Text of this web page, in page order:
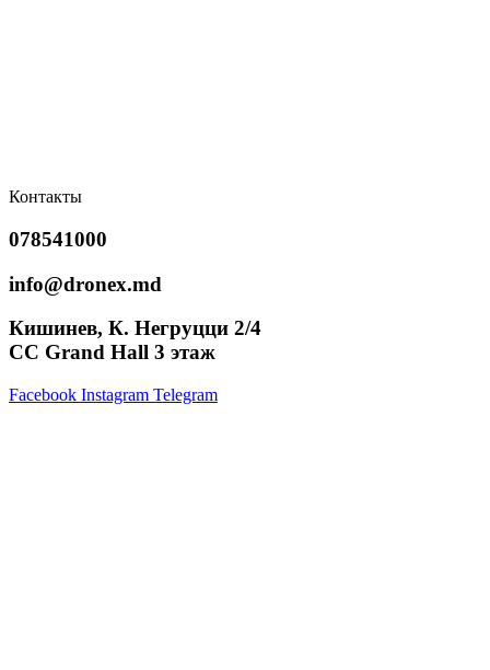
Контакты
078541000
info@dronex.md
Кишинев, К. Негруцци 2/4
CC Grand Hall 3 этаж
Facebook Instagram Telegram